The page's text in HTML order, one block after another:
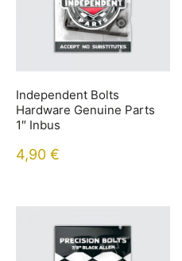
Independent Bolts
Hardware Genuine Parts
1″ Inbus
4,90 €